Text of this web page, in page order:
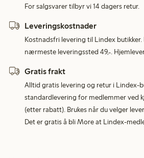
For salgsvarer tilbyr vi 14 dagers retur.
Leveringskostnader
Kostnadsfri levering til Lindex
nærmeste leveringssted 49,-.
Gratis frakt
Alltid gratis levering og retur i Lindex-
standardlevering for medlemmer ved
(etter rabatt). Brukes når du velger
Det er gratis å bli More at Lindex-